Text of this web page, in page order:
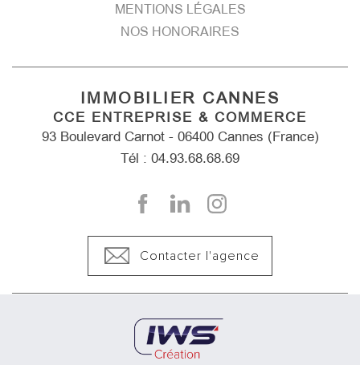
MENTIONS LÉGALES
NOS HONORAIRES
IMMOBILIER CANNES
CCE ENTREPRISE & COMMERCE
93 Boulevard Carnot - 06400 Cannes (France)
Tél : 04.93.68.68.69
Contacter l'agence